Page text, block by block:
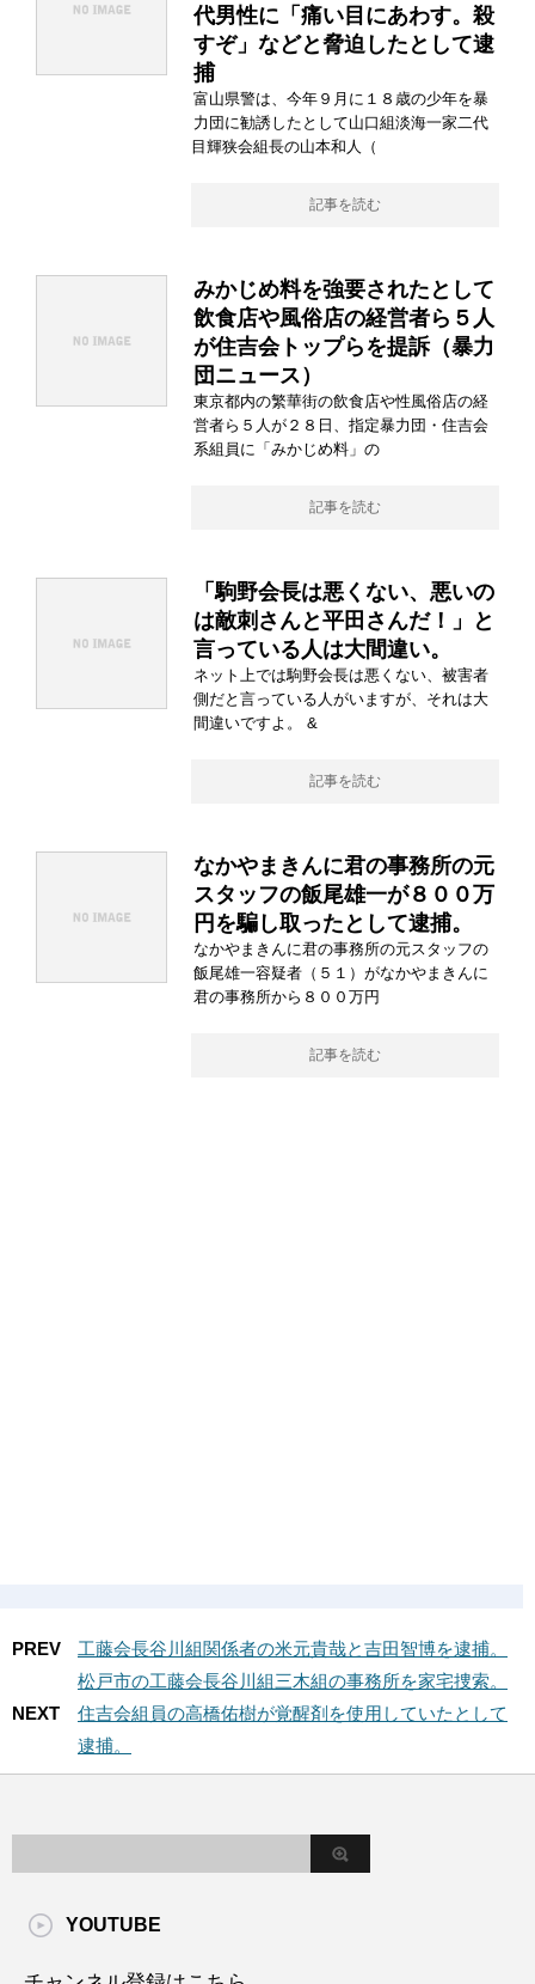
代男性に「痛い目にあわす。殺
すぞ」などと脅迫したとして逮
捕
富山県警は、今年９月に１８歳の少年を暴
力団に勧誘したとして山口組淡海一家二代
目輝狭会組長の山本和人（
記事を読む
みかじめ料を強要されたとして
飲食店や風俗店の経営者ら５人
が住吉会トップらを提訴（暴力
団ニュース）
東京都内の繁華街の飲食店や性風俗店の経
営者ら５人が２８日、指定暴力団・住吉会
系組員に「みかじめ料」の
記事を読む
「駒野会長は悪くない、悪いの
は敵刺さんと平田さんだ！」と
言っている人は大間違い。
ネット上では駒野会長は悪くない、被害者
側だと言っている人がいますが、それは大
間違いですよ。 &
記事を読む
なかやまきんに君の事務所の元
スタッフの飯尾雄一が８００万
円を騙し取ったとして逮捕。
なかやまきんに君の事務所の元スタッフの
飯尾雄一容疑者（５１）がなかやまきんに
君の事務所から８００万円
記事を読む
PREV
工藤会長谷川組関係者の米元貴哉と吉田智博を逮捕。
松戸市の工藤会長谷川組三木組の事務所を家宅捜索。
NEXT
住吉会組員の高橋佑樹が覚醒剤を使用していたとして
逮捕。
YOUTUBE